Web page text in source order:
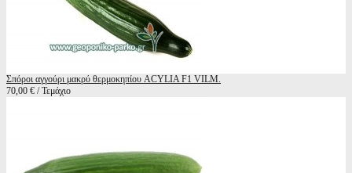
Σπόροι αγγούρι μακρύ θερμοκηπίου ACYLIA F1 VILM.
70,00 € / Τεμάχιο